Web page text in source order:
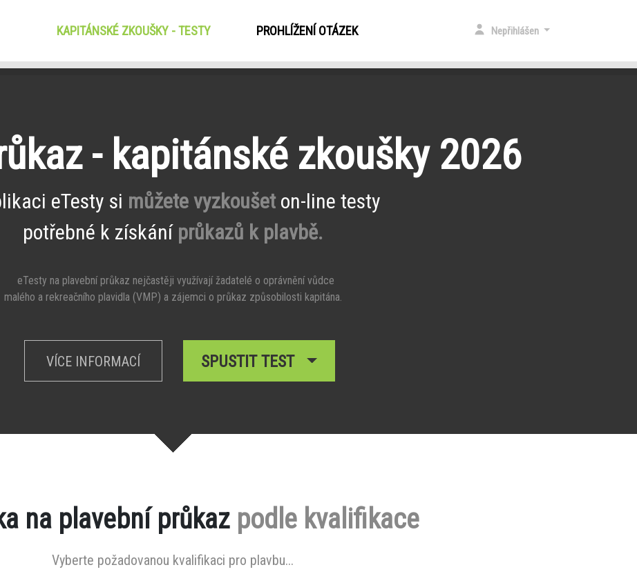
KAPITÁNSKÉ ZKOUŠKY - TESTY(CURRENT)PROHLÍŽENÍ OTÁZEK Nepřihlášen
- kapitánské zkoušky 2026
eTesty si můžete vyzkoušet on-line testy
potřebné k získání průkazů k plavbě.
eTesty na plavební průkaz nejčastěji využívají žadatelé o oprávnění vůdce
malého a rekreačního plavidla (VMP) a zájemci o průkaz způsobilosti kapitána.
VÍCE INFORMACÍ SPUSTIT TEST
na plavební průkaz podle kvalifikace
Vyberte požadovanou kvalifikaci pro plavbu...